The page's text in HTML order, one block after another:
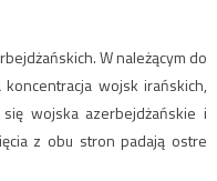
W należącym do
wojsk irańskich,
wojska azerbejdżańskie i
z obu stron padają ostre